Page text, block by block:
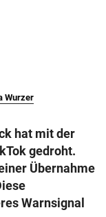
Wurzer
hat mit der
gedroht.
Übernahme
Warnsignal